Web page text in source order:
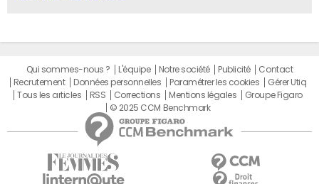
Qui sommes-nous ? L'équipe Notre société Publicité
Contact
Recrutement
Données personnelles Paramétrer les cookies
Gérer Utiq
Tous les articles
RSS Corrections Mentions légales
Groupe Figaro
© 2025 CCM Benchmark